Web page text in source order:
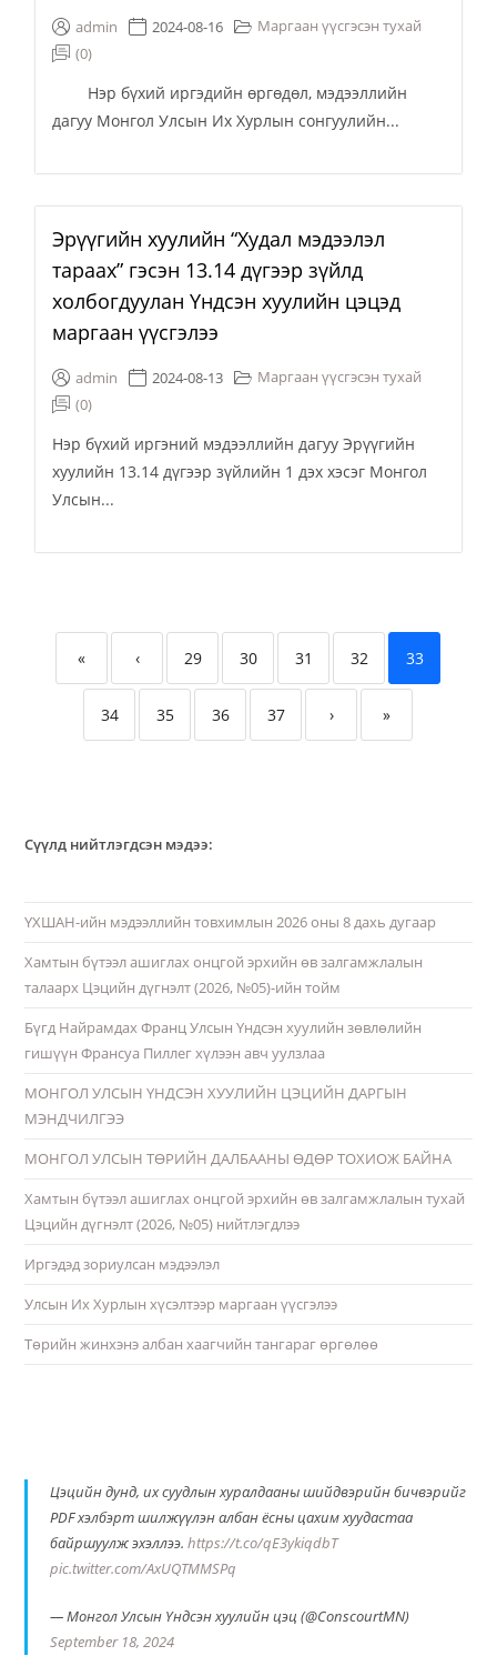
admin 2024-08-16
Маргаан үүсгэсэн тухай
(0)
Нэр бүхий иргэдийн өргөдөл, мэдээллийн
дагуу Монгол Улсын Их Хурлын сонгуулийн...
Эрүүгийн хуулийн “Худал мэдээлэл
тараах” гэсэн 13.14 дүгээр зүйлд
холбогдуулан Үндсэн хуулийн цэцэд
маргаан үүсгэлээ
admin 2024-08-13
Маргаан үүсгэсэн тухай
(0)
Нэр бүхий иргэний мэдээллийн дагуу Эрүүгийн
хуулийн 13.14 дүгээр зүйлийн 1 дэх хэсэг Монгол
Улсын...
« ‹ 29 30 31 32 33
34 35 36 37 › »
Сүүлд нийтлэгдсэн мэдээ:
ҮХШАН-ийн мэдээллийн товхимлын 2026 оны 8 дахь дугаар
Хамтын бүтээл ашиглах онцгой эрхийн өв залгамжлалын
талаарх Цэцийн дүгнэлт (2026, №05)-ийн тойм
Бүгд Найрамдах Франц Улсын Үндсэн хуулийн зөвлөлийн
гишүүн Франсуа Пиллег хүлээн авч уулзлаа
МОНГОЛ УЛСЫН ҮНДСЭН ХУУЛИЙН ЦЭЦИЙН ДАРГЫН
МЭНДЧИЛГЭЭ
МОНГОЛ УЛСЫН ТӨРИЙН ДАЛБААНЫ ӨДӨР ТОХИОЖ БАЙНА
Хамтын бүтээл ашиглах онцгой эрхийн өв залгамжлалын тухай
Цэцийн дүгнэлт (2026, №05) нийтлэгдлээ
Иргэдэд зориулсан мэдээлэл
Улсын Их Хурлын хүсэлтээр маргаан үүсгэлээ
Төрийн жинхэнэ албан хаагчийн тангараг өргөлөө
Цэцийн дунд, их суудлын хуралдааны шийдвэрийн бичвэрийг
PDF хэлбэрт шилжүүлэн албан ёсны цахим хуудастаа
байршуулж эхэллээ.https://t.co/qE3ykiqdbT
pic.twitter.com/AxUQTMMSPq
— Монгол Улсын Үндсэн хуулийн цэц (@ConscourtMN)
September 18, 2024